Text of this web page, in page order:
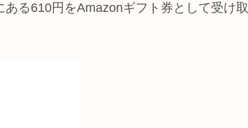
る610円をAmazonギフト券として受け取